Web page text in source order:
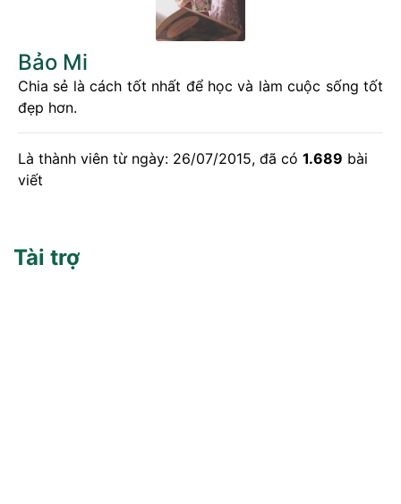
Bảo Mi
Chia sẻ là cách tốt nhất để học và làm cuộc sống tốt
đẹp hơn.
Là thành viên từ ngày: 26/07/2015, đã có 1.689 bài
viết
Tài trợ